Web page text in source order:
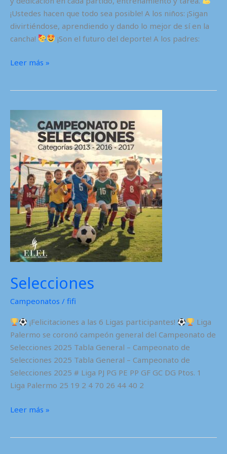
¡Ustedes hacen que todo sea posible! A los niños: ¡Sigan
divirtiéndose, aprendiendo y dando lo mejor de sí en la
cancha!
¡Son el futuro del deporte! A los padres:
Copa
Leer más »
Selecciones
Campeonatos / fifi
¡Felicitaciones a las 6 Ligas participantes!
Liga
Palermo se coronó campeón general del Campeonato de
Selecciones 2025 Tabla General – Campeonato de
Selecciones 2025 Tabla General – Campeonato de
Selecciones 2025 # Liga PJ PG PE PP GF GC DG Ptos. 1
Liga Palermo 25 19 2 4 70 26 44 40 2
Selecciones
Leer más »